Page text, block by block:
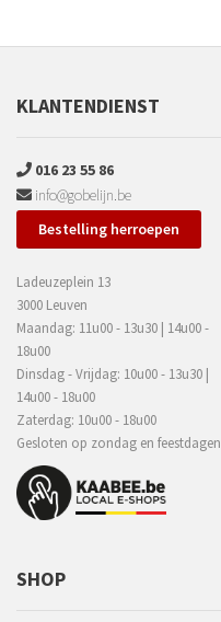
KLANTENDIENST
016 23 55 86
info@gobelijn.be
Bestelling herroepen
Ladeuzeplein 13
3000 Leuven
Maandag: 11u00 - 13u30 | 14u00 -
18u00
Dinsdag - Vrijdag: 10u00 - 13u30 |
14u00 - 18u00
Zaterdag: 10u00 - 18u00
Gesloten op zondag en feestdagen
SHOP